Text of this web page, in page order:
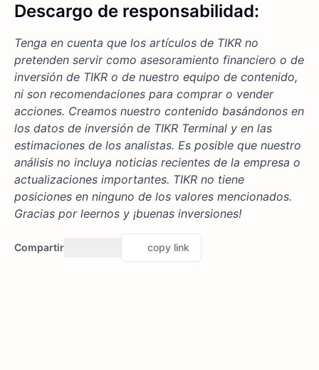
Descargo de responsabilidad:
Tenga en cuenta que los artículos de TIKR no
pretenden servir como asesoramiento financiero o de
inversión de TIKR o de nuestro equipo de contenido,
ni son recomendaciones para comprar o vender
acciones. Creamos nuestro contenido basándonos en
los datos de inversión de TIKR Terminal y en las
estimaciones de los analistas. Es posible que nuestro
análisis no incluya noticias recientes de la empresa o
actualizaciones importantes. TIKR no tiene
posiciones en ninguno de los valores mencionados.
Gracias por leernos y ¡buenas inversiones!
Compartir copy link